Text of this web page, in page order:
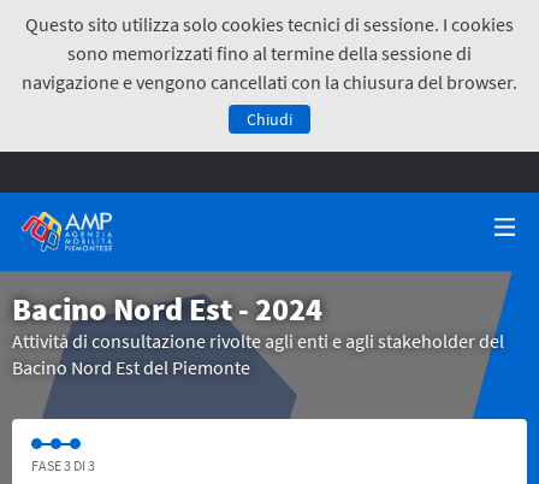
Questo sito utilizza solo cookies tecnici di sessione. I cookies
sono memorizzati fino al termine della sessione di
navigazione e vengono cancellati con la chiusura del browser.
Chiudi
Bacino Nord Est - 2024
Attività di consultazione rivolte agli enti e agli stakeholder del
Bacino Nord Est del Piemonte
FASE 3 DI 3